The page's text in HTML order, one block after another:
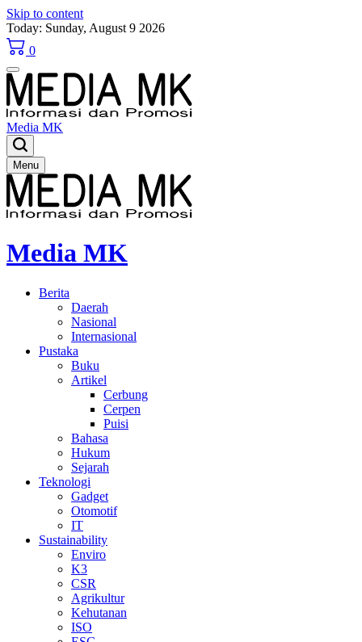
Skip to content
Today: Sunday, August 9 2026
0
Media MK
Menu
Media MK
Berita
Daerah
Nasional
Internasional
Pustaka
Buku
Artikel
Cerbung
Cerpen
Puisi
Bahasa
Hukum
Sejarah
Teknologi
Gadget
Otomotif
IT
Sustainability
Enviro
K3
CSR
Agrikultur
Kehutanan
ISO